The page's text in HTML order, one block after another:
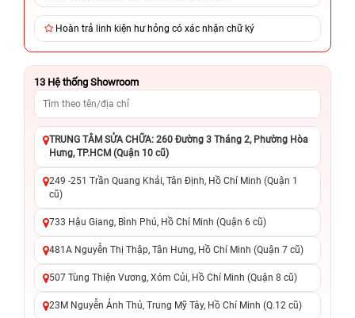
Hoàn trả linh kiện hư hỏng có xác nhận chữ ký
13 Hệ thống Showroom
TRUNG TÂM SỬA CHỮA: 260 Đường 3 Tháng 2, Phường Hòa
Hưng, TP.HCM (Quận 10 cũ)
249 -251 Trần Quang Khải, Tân Định, Hồ Chí Minh (Quận 1
cũ)
733 Hậu Giang, Bình Phú, Hồ Chí Minh (Quận 6 cũ)
481A Nguyễn Thị Thập, Tân Hưng, Hồ Chí Minh (Quận 7 cũ)
507 Tùng Thiện Vương, Xóm Củi, Hồ Chí Minh (Quận 8 cũ)
23M Nguyễn Ảnh Thủ, Trung Mỹ Tây, Hồ Chí Minh (Q.12 cũ)